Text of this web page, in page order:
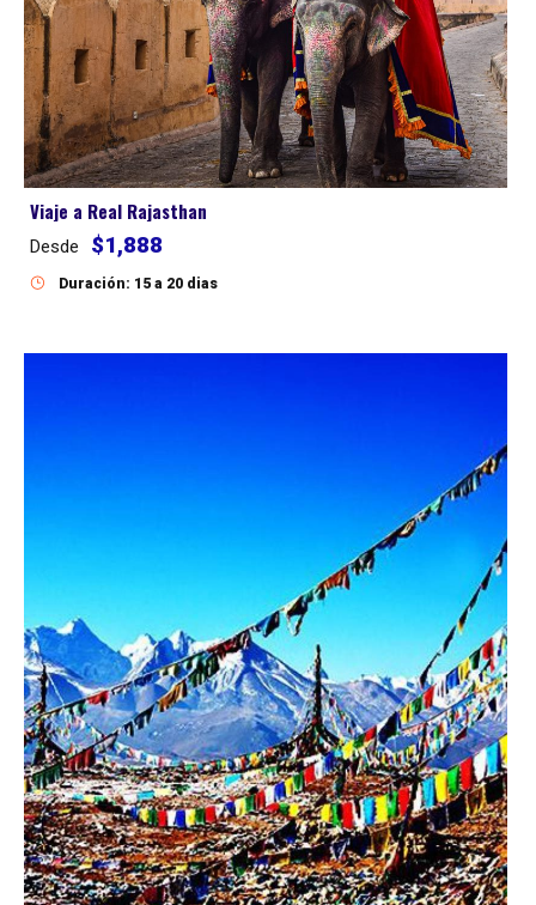
Viaje a Real Rajasthan
Desde $1,888
Duración: 15 a 20 dias